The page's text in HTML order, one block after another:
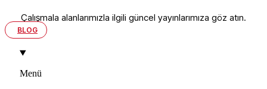
Çalışmala alanlarımızla ilgili güncel yayınlarımıza göz atın.
BLOG
Menü